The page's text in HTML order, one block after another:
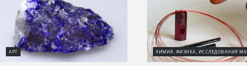
АРТ ХИМИЯ, ФИЗИКА, ИССЛЕДОВАНИЯ